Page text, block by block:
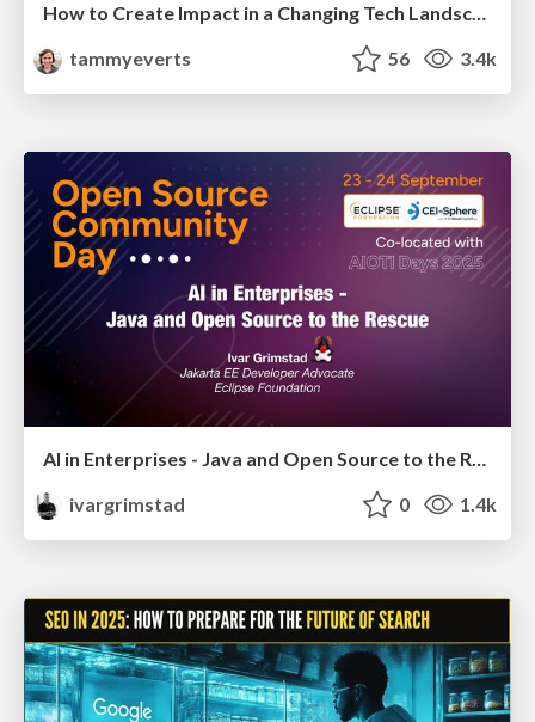
How to Create Impact in a Changing Tech Landscape [PerfNow 2023]
tammyeverts
56 3.4k
AI in Enterprises - Java and Open Source to the Rescue
ivargrimstad
0 1.4k